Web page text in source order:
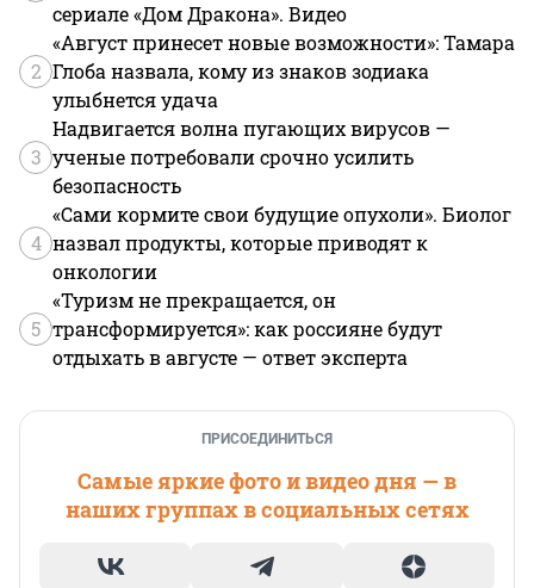
сериале «Дом Дракона». Видео
2
«Август принесет новые возможности»: Тамара
Глоба назвала, кому из знаков зодиака
улыбнется удача
3
Надвигается волна пугающих вирусов —
ученые потребовали срочно усилить
безопасность
4
«Сами кормите свои будущие опухоли». Биолог
назвал продукты, которые приводят к
онкологии
5
«Туризм не прекращается, он
трансформируется»: как россияне будут
отдыхать в августе — ответ эксперта
ПРИСОЕДИНИТЬСЯ
Самые яркие фото и видео дня — в
наших группах в социальных сетях